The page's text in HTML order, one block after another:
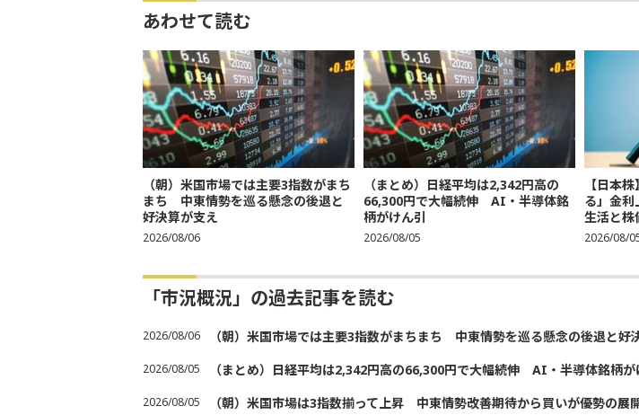
あわせて読む
（朝）米国市場では主要3指数がまち
まち 中東情勢を巡る懸念の後退と
好決算が支え
2026/08/06
（まとめ）日経平均は2,342円高の
66,300円で大幅続伸 AI・半導体銘
柄がけん引
2026/08/05
【日本
る」金利
生活と株
2026/08/
「市況概況」の過去記事を読む
2026/08/06 （朝）米国市場では主要3指数がまちまち 中東情勢を巡る懸念の後退と好
2026/08/05 （まとめ）日経平均は2,342円高の66,300円で大幅続伸 AI・半導体銘柄が
2026/08/05 （朝）米国市場は3指数揃って上昇 中東情勢改善期待から買いが優勢の展